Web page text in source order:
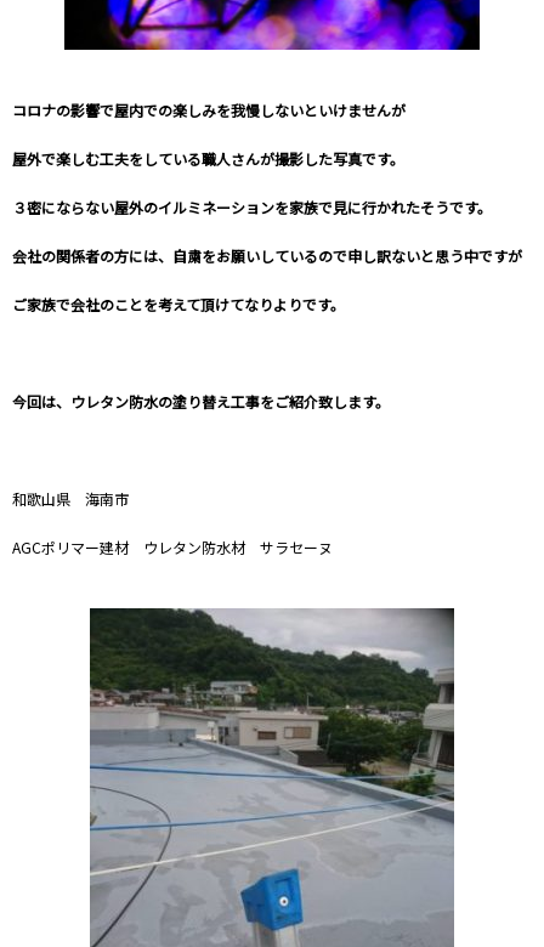
コロナの影響で屋内での楽しみを我慢しないといけませんが
屋外で楽しむ工夫をしている職人さんが撮影した写真です。
３密にならない屋外のイルミネーションを家族で見に行かれたそうです。
会社の関係者の方には、自粛をお願いしているので申し訳ないと思う中ですが
ご家族で会社のことを考えて頂けてなりよりです。
今回は、ウレタン防水の塗り替え工事をご紹介致します。
和歌山県 海南市
AGCポリマー建材 ウレタン防水材 サラセーヌ